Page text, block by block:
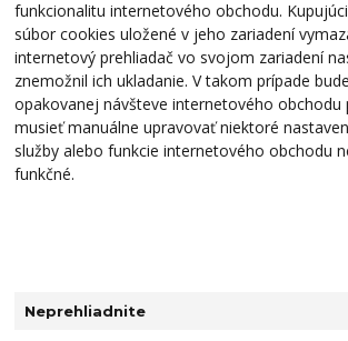
Neprehliadnite
funkcionalitu internetového obchodu.
súbor cookies uložené v jeho zariadení
internetový prehliadač vo svojom zariadení
znemožnil ich ukladanie. V takom prípade
opakovanej návšteve internetového obchodu
musieť manuálne upravovať niektoré
služby alebo funkcie internetového obchodu
funkčné.